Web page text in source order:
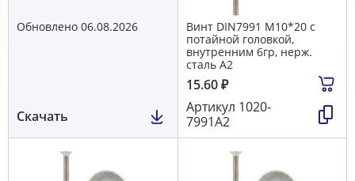
Обновлено 06.08.2026
Скачать
Винт DIN7991 М10*20 с
потайной головкой,
внутренним 6гр, нерж.
сталь А2
15.60₽
Артикул 1020-
7991А2